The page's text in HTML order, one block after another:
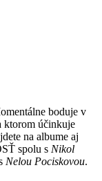
boduje v
ktorom účinkuje
na albume aj
spolu s Nikol
Nelou Pociskovou.